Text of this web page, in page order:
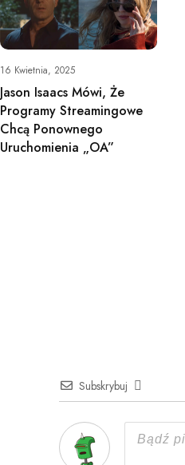
16 Kwietnia, 2025
Jason Isaacs Mówi, Że
Programy Streamingowe
Chcą Ponownego
Uruchomienia „OA”
Subskrybuj